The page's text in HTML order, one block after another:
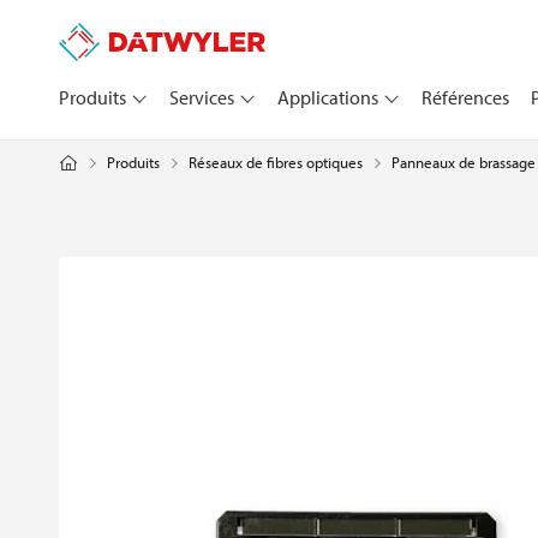
Produits Services Applications Références
Produits Réseaux de fibres optiques Panneaux de brassage